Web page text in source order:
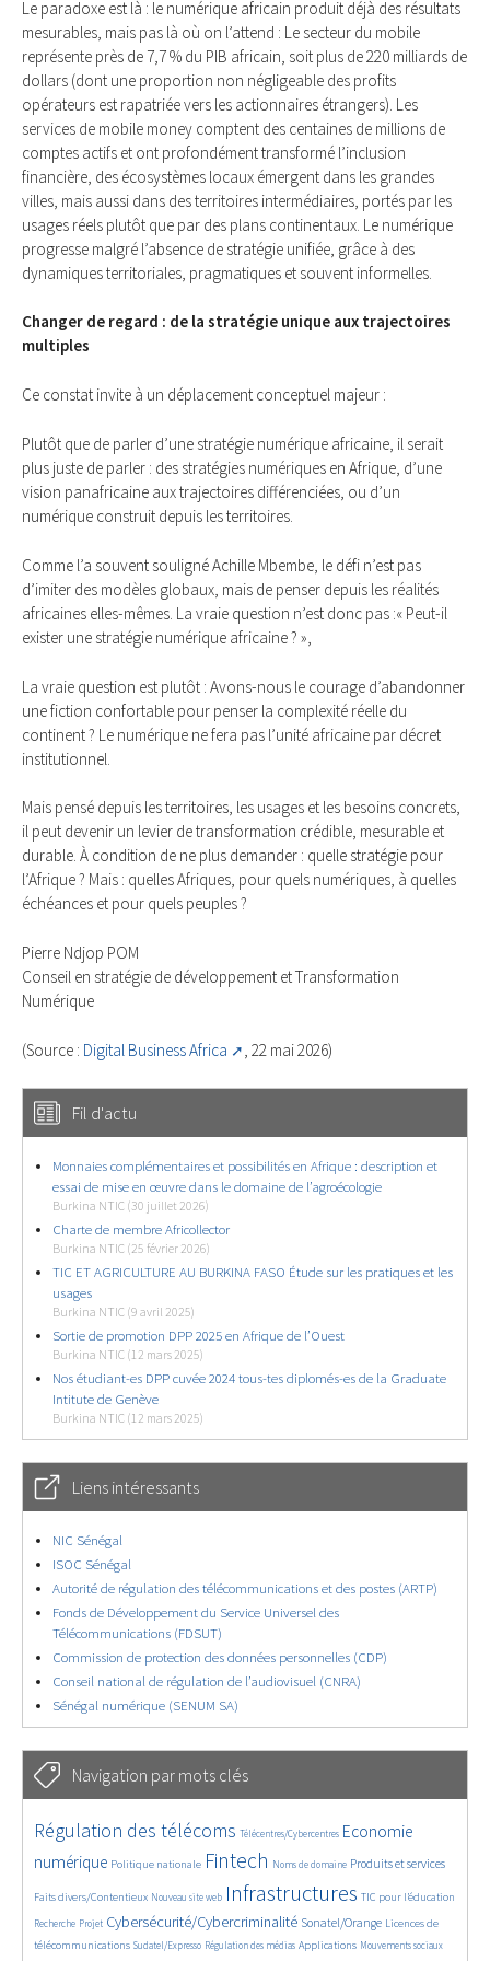
Le paradoxe est là : le numérique africain produit déjà des résultats
mesurables, mais pas là où on l’attend : Le secteur du mobile
représente près de 7,7 % du PIB africain, soit plus de 220 milliards de
dollars (dont une proportion non négligeable des profits
opérateurs est rapatriée vers les actionnaires étrangers). Les
services de mobile money comptent des centaines de millions de
comptes actifs et ont profondément transformé l’inclusion
financière, des écosystèmes locaux émergent dans les grandes
villes, mais aussi dans des territoires intermédiaires, portés par les
usages réels plutôt que par des plans continentaux. Le numérique
progresse malgré l’absence de stratégie unifiée, grâce à des
dynamiques territoriales, pragmatiques et souvent informelles.
Changer de regard : de la stratégie unique aux trajectoires
multiples
Ce constat invite à un déplacement conceptuel majeur :
Plutôt que de parler d’une stratégie numérique africaine, il serait
plus juste de parler : des stratégies numériques en Afrique, d’une
vision panafricaine aux trajectoires différenciées, ou d’un
numérique construit depuis les territoires.
Comme l’a souvent souligné Achille Mbembe, le défi n’est pas
d’imiter des modèles globaux, mais de penser depuis les réalités
africaines elles-mêmes. La vraie question n’est donc pas :« Peut-il
exister une stratégie numérique africaine ? »,
La vraie question est plutôt : Avons-nous le courage d’abandonner
une fiction confortable pour penser la complexité réelle du
continent ? Le numérique ne fera pas l’unité africaine par décret
institutionnel.
Mais pensé depuis les territoires, les usages et les besoins concrets,
il peut devenir un levier de transformation crédible, mesurable et
durable. À condition de ne plus demander : quelle stratégie pour
l’Afrique ? Mais : quelles Afriques, pour quels numériques, à quelles
échéances et pour quels peuples ?
Pierre Ndjop POM
Conseil en stratégie de développement et Transformation
Numérique
(Source : Digital Business Africa , 22 mai 2026)
Fil d'actu
Monnaies complémentaires et possibilités en Afrique : description et
essai de mise en œuvre dans le domaine de l’agroécologie
Burkina NTIC (30 juillet 2026)
Charte de membre Africollector
Burkina NTIC (25 février 2026)
TIC ET AGRICULTURE AU BURKINA FASO Étude sur les pratiques et les
usages
Burkina NTIC (9 avril 2025)
Sortie de promotion DPP 2025 en Afrique de l’Ouest
Burkina NTIC (12 mars 2025)
Nos étudiant-es DPP cuvée 2024 tous-tes diplomés-es de la Graduate
Intitute de Genève
Burkina NTIC (12 mars 2025)
Liens intéressants
NIC Sénégal
ISOC Sénégal
Autorité de régulation des télécommunications et des postes (ARTP)
Fonds de Développement du Service Universel des
Télécommunications (FDSUT)
Commission de protection des données personnelles (CDP)
Conseil national de régulation de l’audiovisuel (CNRA)
Sénégal numérique (SENUM SA)
Navigation par mots clés
4710/5678
Régulation des télécoms
346/5678 Télécentres/Cybercentres
3780/5678
Economie
numérique
1864/5678 Politique nationale
5274/5678 Fintech
694/5678 Noms de domaine
2473/5678 Produits et services
1578/5678
Faits divers/Contentieux Nouveau site web Infrastructures TIC pour l’éducation
Recherche
244/5678Projet
3544/5678 Cybersécurité/Cybercriminalité
2288/5678 Sonatel/Orange
1624/5678
Licences de
télécommunications
294/5678 Sudatel/Expresso
1013/5678 Régulation des médias
1555/5678 Applications
1098/5678 Mouvements sociaux
1653/5678